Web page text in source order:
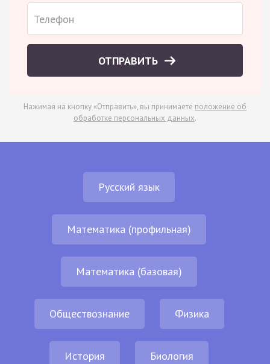
ОТПРАВИТЬ
Нажимая на кнопку «Отправить», вы принимаете положение об
обработке персональных данных.
Русский язык
Математика (профильная)
Математика (базовая)
Обществознание Физика
История Биология